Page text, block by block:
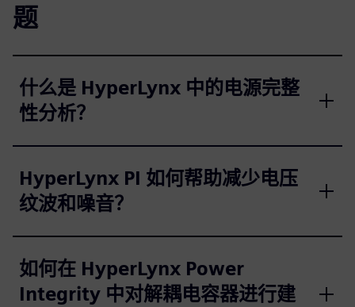
题
什么是 HyperLynx 中的电源完整
性分析？
HyperLynx PI 如何帮助减少电压
纹波和噪音？
如何在 HyperLynx Power
Integrity 中对解耦电容器进行建